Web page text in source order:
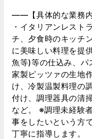
――【具体的な業務内
・イタリアンレスト
チ、夕食時のキッチ
に美味しい料理を提
魚等)等の仕込み、パ
家製ピッツァの生地
け、冷製温製料理の
付け、調理器具の清
など。 ※調理未経験
事をしたいという方
丁寧に指導します。